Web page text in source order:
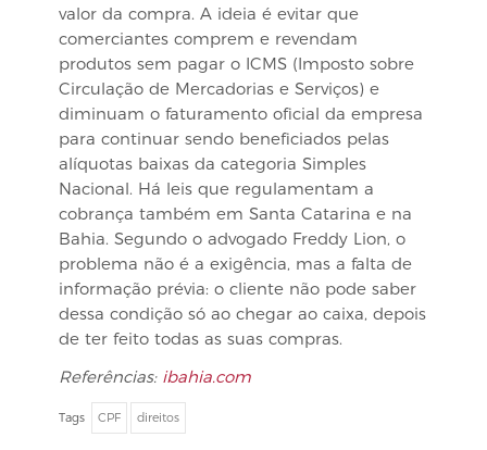
valor da compra. A ideia é evitar que
comerciantes comprem e revendam
produtos sem pagar o ICMS (Imposto sobre
Circulação de Mercadorias e Serviços) e
diminuam o faturamento oficial da empresa
para continuar sendo beneficiados pelas
alíquotas baixas da categoria Simples
Nacional. Há leis que regulamentam a
cobrança também em Santa Catarina e na
Bahia. Segundo o advogado Freddy Lion, o
problema não é a exigência, mas a falta de
informação prévia: o cliente não pode saber
dessa condição só ao chegar ao caixa, depois
de ter feito todas as suas compras.
Referências:ibahia.com
Tags CPF direitos